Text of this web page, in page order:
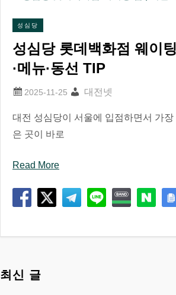
성심당
성심당 롯데백화점 웨이
·메뉴·동선 TIP
대전넷
대전 성심당이 서울에 입점하면서 가
은 곳이 바로
Read More
최신 글